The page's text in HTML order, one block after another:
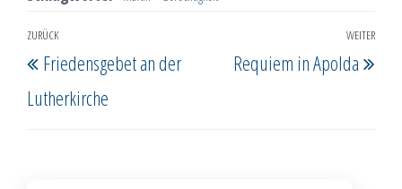
Beitragsnavigation
Vorheriger
Beitrag
ZURÜCK
Friedensgebet an der
Lutherkirche
WEITER
Requiem in Apolda